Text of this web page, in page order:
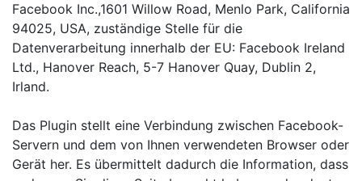
Facebook Inc.,1601 Willow Road, Menlo Park, California
94025, USA, zuständige Stelle für die
Datenverarbeitung innerhalb der EU: Facebook Ireland
Ltd., Hanover Reach, 5-7 Hanover Quay, Dublin 2,
Irland.
Das Plugin stellt eine Verbindung zwischen Facebook-
Servern und dem von Ihnen verwendeten Browser oder
Gerät her. Es übermittelt dadurch die Information, dass